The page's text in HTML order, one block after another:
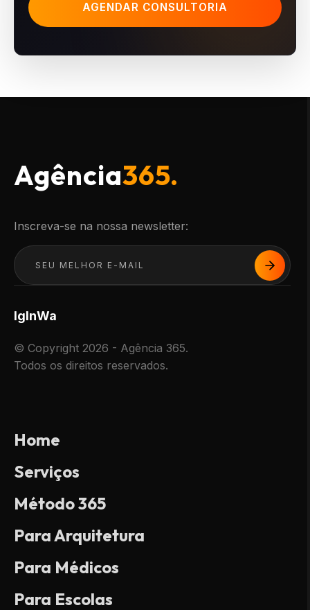
AGENDAR CONSULTORIA
Agência365.
Inscreva-se na nossa newsletter:
IgInWa
© Copyright 2026 - Agência 365.
Todos os direitos reservados.
Home
Serviços
Método 365
Para Arquitetura
Para Médicos
Para Escolas